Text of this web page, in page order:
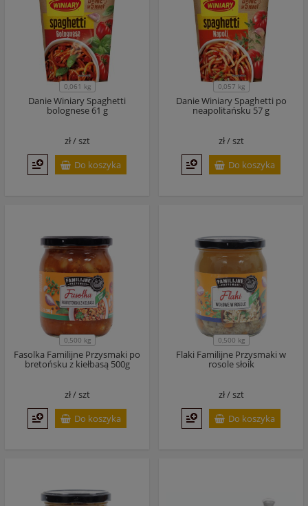
0,061 kg
Danie Winiary Spaghetti
bolognese 61 g
zł /szt
Do koszyka
0,057 kg
Danie Winiary Spaghetti po
neapolitańsku 57 g
zł /szt
Do koszyka
0,500 kg
Fasolka Familijne Przysmaki po
bretońsku z kiełbasą 500g
zł /szt
Do koszyka
0,500 kg
Flaki Familijne Przysmaki w
rosole słoik
zł /szt
Do koszyka